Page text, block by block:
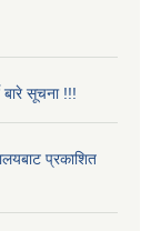
बारे सूचना !!!
प्रकाशित